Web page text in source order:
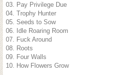
03. Pay Privilege Due
04. Trophy Hunter
05. Seeds to Sow
06. Idle Roaring Room
07. Fuck Around
08. Roots
09. Four Walls
10. How Flowers Grow